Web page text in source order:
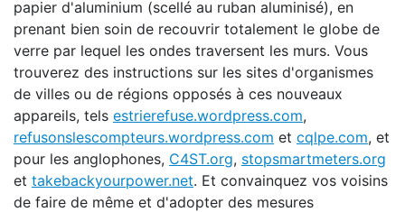
papier d'aluminium (scellé au ruban aluminisé), en
prenant bien soin de recouvrir totalement le globe de
verre par lequel les ondes traversent les murs. Vous
trouverez des instructions sur les sites d'organismes
de villes ou de régions opposés à ces nouveaux
appareils, tels estrierefuse.wordpress.com,
refusonslescompteurs.wordpress.com et cqlpe.com, et
pour les anglophones, C4ST.org, stopsmartmeters.org
et takebackyourpower.net. Et convainquez vos voisins
de faire de même et d'adopter des mesures